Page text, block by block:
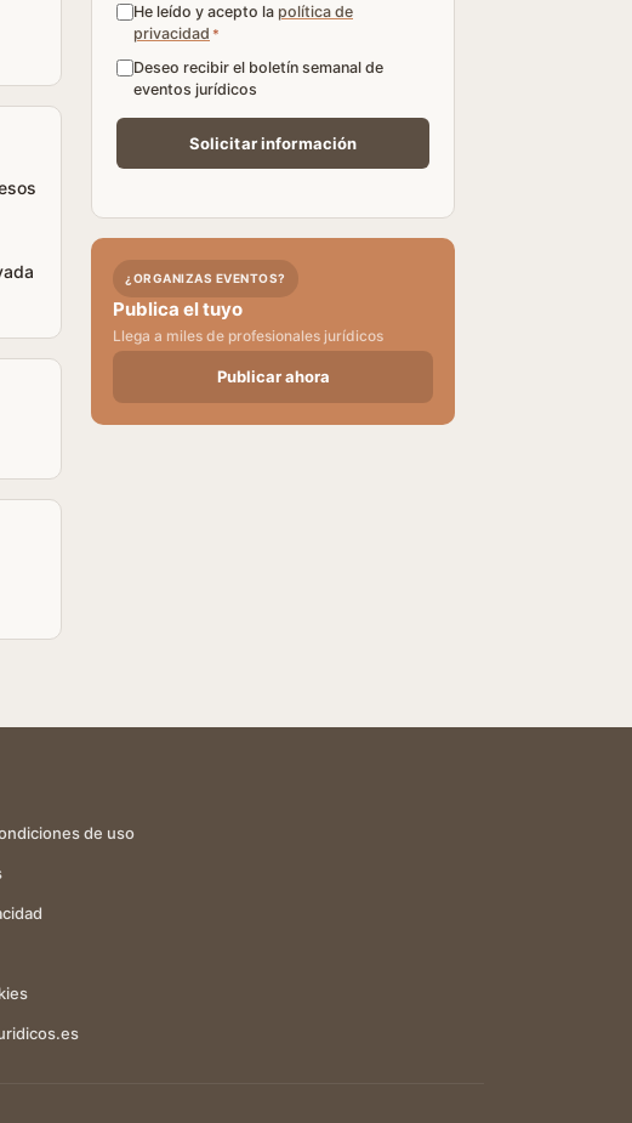
He leído y acepto la política de
privacidad *
Deseo recibir el boletín semanal de
eventos jurídicos
¿ORGANIZAS EVENTOS?
Publica el tuyo
Llega a miles de profesionales jurídicos
Publicar ahora
de uso